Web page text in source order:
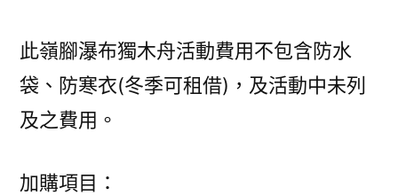
此嶺腳瀑布獨木舟活動費用不包含防水
袋、防寒衣(冬季可租借)，及活動中未列
及之費用。
加購項目：